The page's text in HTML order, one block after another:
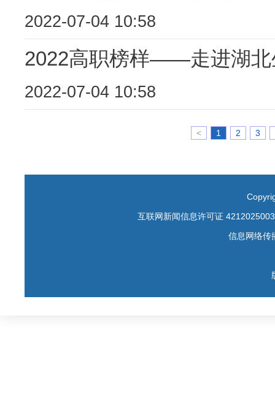
2022-07-04 10:58
2022高职榜样——走进湖北
2022-07-04 10:58
< 1 2 3
互联网新闻信息许可证 4212025003
信息网络传